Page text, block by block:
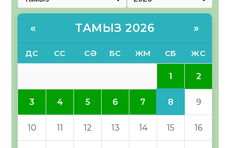
« ТАМЫЗ 2026 »
ДС СС СӘ БС ЖМ СБ ЖС
1 2
3 4 5 6 7 8 9
10 11 12 13 14 15 16